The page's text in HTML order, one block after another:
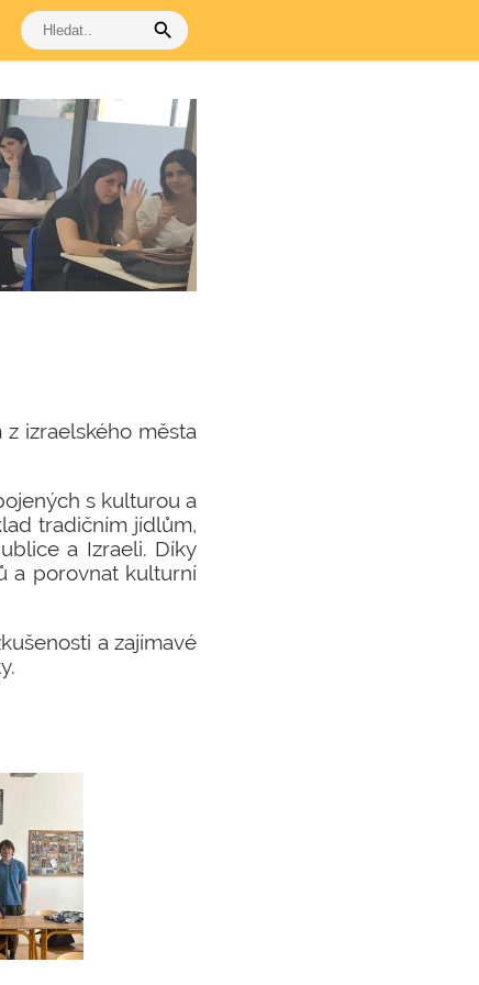
search
izraelského města
s kulturou a
tradičním jídlům,
a Izraeli. Díky
a porovnat kulturní
a zajímavé